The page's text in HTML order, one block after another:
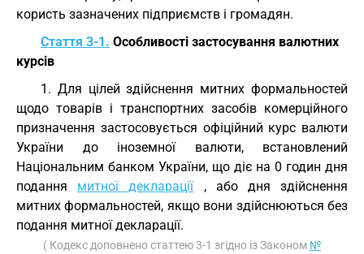
користь зазначених підприємств і громадян.
Стаття 3-1. Особливості застосування валютних
курсів
1. Для цілей здійснення митних формальностей
щодо товарів і транспортних засобів комерційного
призначення застосовується офіційний курс валюти
України до іноземної валюти, встановлений
Національним банком України, що діє на 0 годин дня
подання митної декларації, або дня здійснення
митних формальностей, якщо вони здійснюються без
подання митної декларації.
( Кодекс доповнено статтею 3-1 згідно із Законом №